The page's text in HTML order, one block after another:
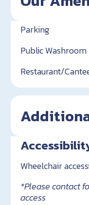
Parking
Public Washroom
Restaurant/
Wheelchair
*Please contact
access